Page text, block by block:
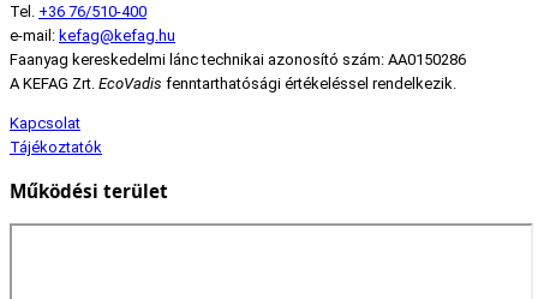
Tel. +36 76/510-400
e-mail: kefag@kefag.hu
Faanyag kereskedelmi lánc technikai azonosító szám: AA0150286
A KEFAG Zrt. EcoVadis fenntarthatósági értékeléssel rendelkezik.
Kapcsolat
Tájékoztatók
Működési terület